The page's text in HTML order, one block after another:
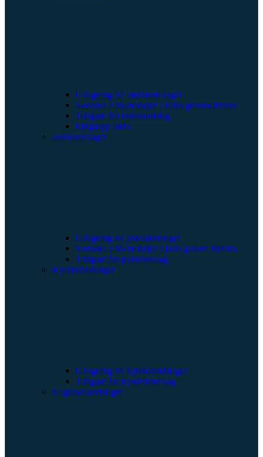
Uttagning till iaidolandslaget
Svenska EM-medaljer i iaido genom tiderna
Tidigare års iaidolandslag
Elitgrupp iaido
Jodolandslaget
Uttagning till jodolandslaget
Svenska EM-medaljer i jodo genom tiderna
Tidigare års jodolandslag
Kyudolandslaget
Uttagning till kyudolandslaget
Tidigare års kyudolandslag
Naginatalandslaget